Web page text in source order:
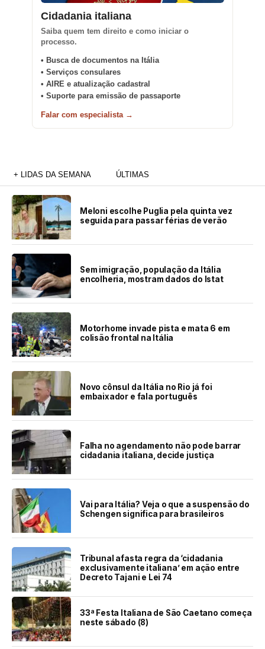
Cidadania italiana
Saiba quem tem direito e como iniciar o
processo.
• Busca de documentos na Itália
• Serviços consulares
• AIRE e atualização cadastral
• Suporte para emissão de passaporte
Falar com especialista →
+ LIDAS DA SEMANA ÚLTIMAS
Meloni escolhe Puglia pela quinta vez
seguida para passar férias de verão
Sem imigração, população da Itália
encolheria, mostram dados do Istat
Motorhome invade pista e mata 6 em
colisão frontal na Itália
Novo cônsul da Itália no Rio já foi
embaixador e fala português
Falha no agendamento não pode barrar
cidadania italiana, decide justiça
Vai para Itália? Veja o que a suspensão do
Schengen significa para brasileiros
Tribunal afasta regra da ‘cidadania
exclusivamente italiana’ em ação entre
Decreto Tajani e Lei 74
33ª Festa Italiana de São Caetano começa
neste sábado (8)